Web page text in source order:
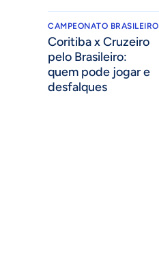
CAMPEONATO BRASILEIRO
Coritiba x Cruzeiro
pelo Brasileiro:
quem pode jogar e
desfalques